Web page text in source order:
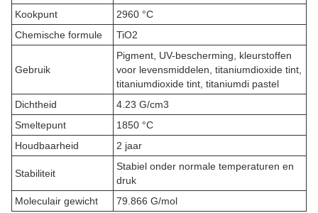
Kookpunt
2960 °C
Chemische formule
TiO2
Gebruik
Pigment, UV-bescherming, kleurstoffen
voor levensmiddelen, titaniumdioxide tint,
titaniumdioxide tint, titaniumdi pastel
Dichtheid
4.23 G/cm3
Smeltepunt
1850 °C
Houdbaarheid
2 jaar
Stabiliteit
Stabiel onder normale temperaturen en
druk
Moleculair gewicht
79.866 G/mol